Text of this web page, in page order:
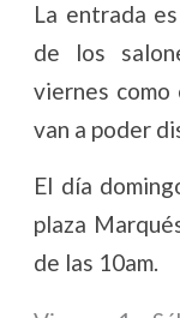
La entrada
de los
viernes
van a poder
El día
plaza
de las 10am.